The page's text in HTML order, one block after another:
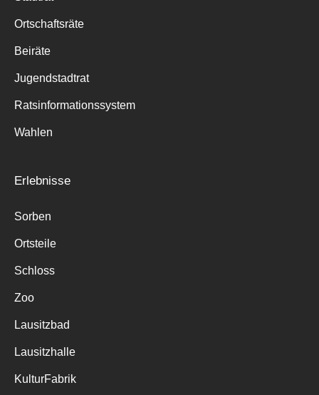
Ortschaftsräte
Beiräte
Jugendstadtrat
Ratsinformationssystem
Wahlen
Erlebnisse
Sorben
Ortsteile
Schloss
Zoo
Lausitzbad
Lausitzhalle
KulturFabrik